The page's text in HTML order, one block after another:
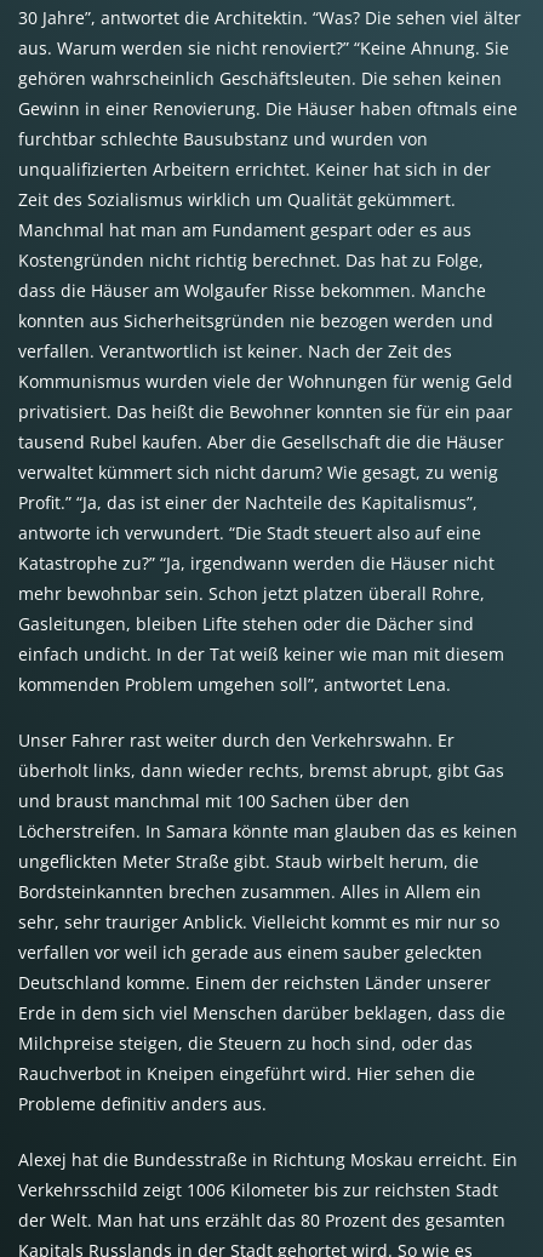
30 Jahre”, antwortet die Architektin. “Was? Die sehen viel älter
aus. Warum werden sie nicht renoviert?” “Keine Ahnung. Sie
gehören wahrscheinlich Geschäftsleuten. Die sehen keinen
Gewinn in einer Renovierung. Die Häuser haben oftmals eine
furchtbar schlechte Bausubstanz und wurden von
unqualifizierten Arbeitern errichtet. Keiner hat sich in der
Zeit des Sozialismus wirklich um Qualität gekümmert.
Manchmal hat man am Fundament gespart oder es aus
Kostengründen nicht richtig berechnet. Das hat zu Folge,
dass die Häuser am Wolgaufer Risse bekommen. Manche
konnten aus Sicherheitsgründen nie bezogen werden und
verfallen. Verantwortlich ist keiner. Nach der Zeit des
Kommunismus wurden viele der Wohnungen für wenig Geld
privatisiert. Das heißt die Bewohner konnten sie für ein paar
tausend Rubel kaufen. Aber die Gesellschaft die die Häuser
verwaltet kümmert sich nicht darum? Wie gesagt, zu wenig
Profit.” “Ja, das ist einer der Nachteile des Kapitalismus”,
antworte ich verwundert. “Die Stadt steuert also auf eine
Katastrophe zu?” “Ja, irgendwann werden die Häuser nicht
mehr bewohnbar sein. Schon jetzt platzen überall Rohre,
Gasleitungen, bleiben Lifte stehen oder die Dächer sind
einfach undicht. In der Tat weiß keiner wie man mit diesem
kommenden Problem umgehen soll”, antwortet Lena.
Unser Fahrer rast weiter durch den Verkehrswahn. Er
überholt links, dann wieder rechts, bremst abrupt, gibt Gas
und braust manchmal mit 100 Sachen über den
Löcherstreifen. In Samara könnte man glauben das es keinen
ungeflickten Meter Straße gibt. Staub wirbelt herum, die
Bordsteinkannten brechen zusammen. Alles in Allem ein
sehr, sehr trauriger Anblick. Vielleicht kommt es mir nur so
verfallen vor weil ich gerade aus einem sauber geleckten
Deutschland komme. Einem der reichsten Länder unserer
Erde in dem sich viel Menschen darüber beklagen, dass die
Milchpreise steigen, die Steuern zu hoch sind, oder das
Rauchverbot in Kneipen eingeführt wird. Hier sehen die
Probleme definitiv anders aus.
Alexej hat die Bundesstraße in Richtung Moskau erreicht. Ein
Verkehrsschild zeigt 1006 Kilometer bis zur reichsten Stadt
der Welt. Man hat uns erzählt das 80 Prozent des gesamten
Kapitals Russlands in der Stadt gehortet wird. So wie es